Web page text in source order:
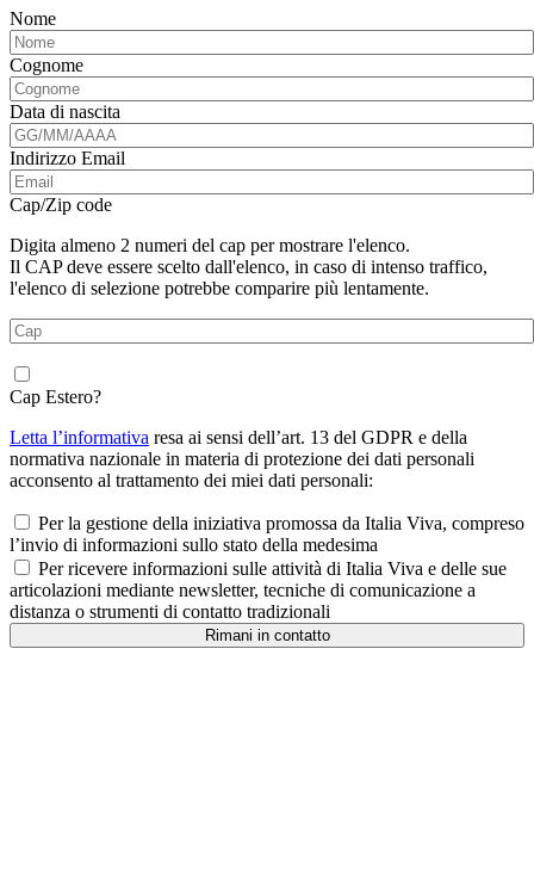
Nome
Cognome
Data di nascita
Indirizzo Email
Cap/Zip code
Digita almeno 2 numeri del cap per mostrare l'elenco.
Il CAP deve essere scelto dall'elenco, in caso di intenso traffico,
l'elenco di selezione potrebbe comparire più lentamente.
Cap Estero?
Letta l’informativa resa ai sensi dell’art. 13 del GDPR e della
normativa nazionale in materia di protezione dei dati personali
acconsento al trattamento dei miei dati personali:
Per la gestione della iniziativa promossa da Italia Viva, compreso
l’invio di informazioni sullo stato della medesima
Per ricevere informazioni sulle attività di Italia Viva e delle sue
articolazioni mediante newsletter, tecniche di comunicazione a
distanza o strumenti di contatto tradizionali
Rimani in contatto